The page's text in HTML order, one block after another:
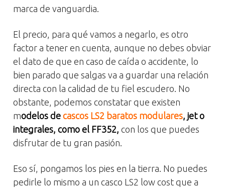
marca de vanguardia.
El precio, para qué vamos a negarlo, es otro
factor a tener en cuenta, aunque no debes obviar
el dato de que en caso de caída o accidente, lo
bien parado que salgas va a guardar una relación
directa con la calidad de tu fiel escudero. No
obstante, podemos constatar que existen
modelos de cascos LS2 baratos modulares, jet o
integrales, como el FF352, con los que puedes
disfrutar de tu gran pasión.
Eso sí, pongamos los pies en la tierra. No puedes
pedirle lo mismo a un casco LS2 low cost que a